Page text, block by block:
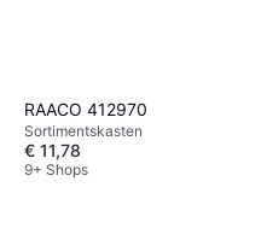
RAACO 412970
Sortimentskasten
€ 11,78
9+ Shops